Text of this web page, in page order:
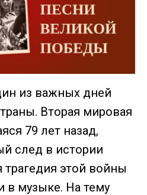
из важных дней
Вторая мировая
79 лет назад,
след в истории
этой войны
в музыке. На тему